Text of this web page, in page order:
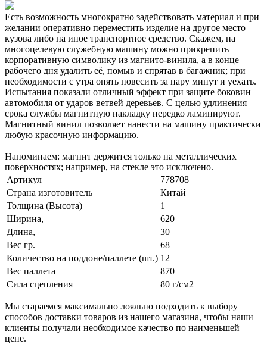
Есть возможность многократно задействовать материал и при
желании оперативно переместить изделие на другое место
кузова либо на иное транспортное средство. Скажем, на
многоцелевую служебную машину можно прикрепить
корпоративную символику из магнито-винила, а в конце
рабочего дня удалить её, помыв и спрятав в багажник; при
необходимости с утра опять повесить за пару минут и уехать.
Испытания показали отличный эффект при защите боковин
автомобиля от ударов ветвей деревьев. С целью удлинения
срока службы магнитную накладку нередко ламинируют.
Магнитный винил позволяет нанести на машину практически
любую красочную информацию.
Напоминаем: магнит держится только на металлических
поверхностях; например, на стекле это исключено.
Артикул
778708
Страна изготовитель
Китай
Толщина (Высота)
1
Ширина,
620
Длина,
30
Вес гр.
68
Количество на поддоне/паллете (шт.) 12
Вес паллета
870
Сила сцепления
80 г/см2
Мы стараемся максимально лояльно подходить к выбору
способов доставки товаров из нашего магазина, чтобы наши
клиенты получали необходимое качество по наименьшей
цене.